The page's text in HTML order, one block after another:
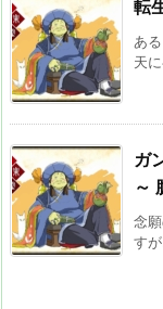
転
あ
天
ガ
～
念
す